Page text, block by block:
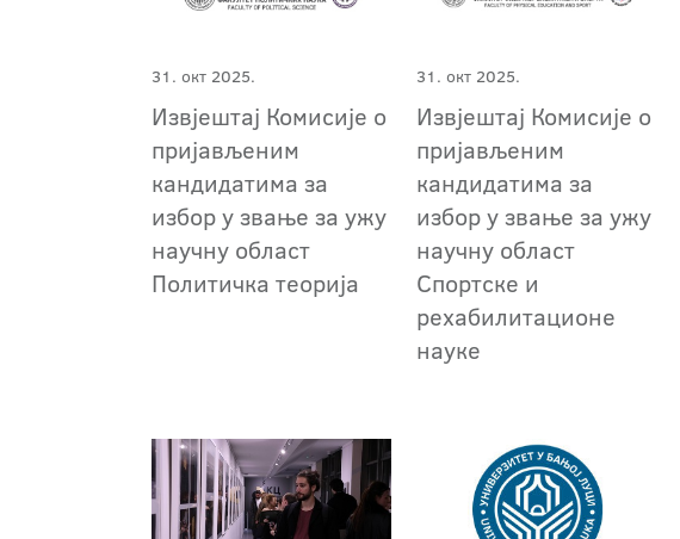
31. окт 2025.
Извјештај Комисије о
пријављеним
кандидатима за
избор у звање за ужу
научну област
Политичка теорија
31. окт 2025.
Извјештај Комисије о
пријављеним
кандидатима за
избор у звање за ужу
научну област
Спортске и
рехабилитационе
науке